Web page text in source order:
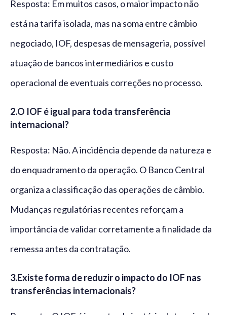
Resposta: Em muitos casos, o maior impacto não
está na tarifa isolada, mas na soma entre câmbio
negociado, IOF, despesas de mensageria, possível
atuação de bancos intermediários e custo
operacional de eventuais correções no processo.
2.O IOF é igual para toda transferência
internacional?
Resposta: Não. A incidência depende da natureza e
do enquadramento da operação. O Banco Central
organiza a classificação das operações de câmbio.
Mudanças regulatórias recentes reforçam a
importância de validar corretamente a finalidade da
remessa antes da contratação.
3.Existe forma de reduzir o impacto do IOF nas
transferências internacionais?